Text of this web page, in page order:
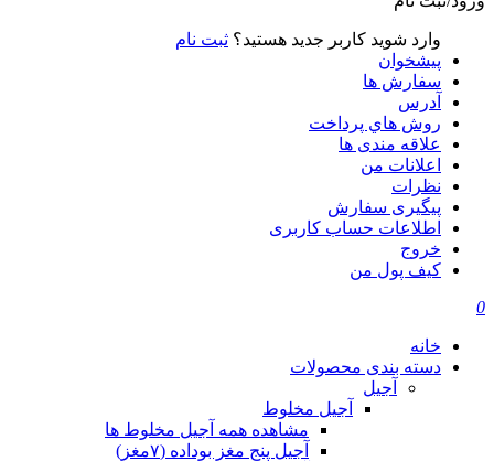
وارد شوید کاربر جدید هستید؟ ثبت نام
پیشخوان
سفارش ها
آدرس
روش هاي پرداخت
علاقه مندی ها
اعلانات من
نظرات
پیگیری سفارش
اطلاعات حساب كاربری
خروج
کیف پول من
0
خانه
دسته بندی محصولات
آجیل
آجیل مخلوط
مشاهده همه آجیل مخلوط ها
آجیل پنج مغز بوداده (۷مغز)